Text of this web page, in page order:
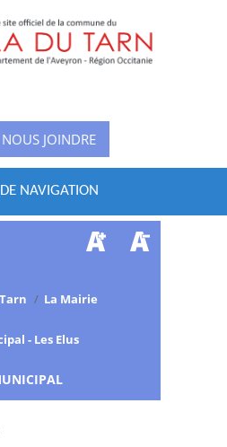
NOUS JOINDRE
NAVIGATION
/ La Mairie
- Les Elus